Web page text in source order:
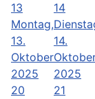
13
Montag,
13.
Oktober
2025
14
14.
2025
20
21